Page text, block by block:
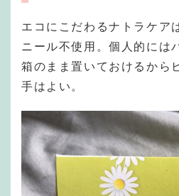
エコにこだわるナトラケア
ニール不使用。個人的には
箱のまま置いておけるから
手はよい。